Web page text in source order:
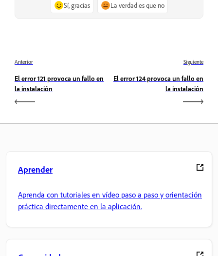
Sí, gracias La verdad es que no
Anterior
El error 121 provoca un fallo en
la instalación
Siguiente
El error 124 provoca un fallo en
la instalación
Aprender
Aprenda con tutoriales en vídeo paso a paso y orientación
práctica directamente en la aplicación.